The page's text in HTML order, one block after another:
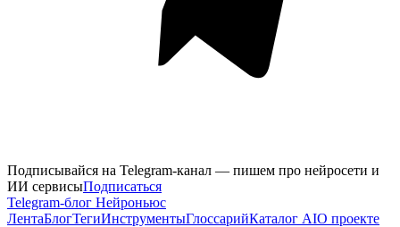
Подписывайся на Telegram-канал — пишем про нейросети и
ИИ сервисыПодписаться
Telegram-блог Нейроньюс
ЛентаБлогТегиИнструментыГлоссарийКаталог AIО проекте